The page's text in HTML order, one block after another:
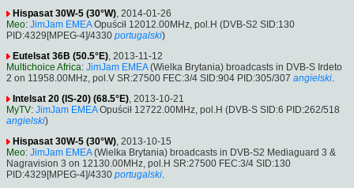
Hispasat 30W-5 (30°W), 2014-01-26
Meo: JimJam EMEAOpuścił 12012.00MHz, pol.H (DVB-S2 SID:130
PID:4329[MPEG-4]/4330 portugalski)
Eutelsat 36B (50.5°E), 2013-11-12
Multichoice Africa: JimJam EMEA(Wielka Brytania) broadcasts in DVB-S Irdeto
2 on 11958.00MHz, pol.V SR:27500 FEC:3/4 SID:904 PID:305/307 angielski.
Intelsat 20 (IS-20) (68.5°E), 2013-10-21
MyTV: JimJam EMEAOpuścił 12722.00MHz, pol.H (DVB-S SID:6 PID:262/518
angielski)
Hispasat 30W-5 (30°W), 2013-10-15
Meo: JimJam EMEA(Wielka Brytania) broadcasts in DVB-S2 Mediaguard 3 &
Nagravision 3 on 12130.00MHz, pol.H SR:27500 FEC:3/4 SID:130
PID:4329[MPEG-4]/4330 portugalski.